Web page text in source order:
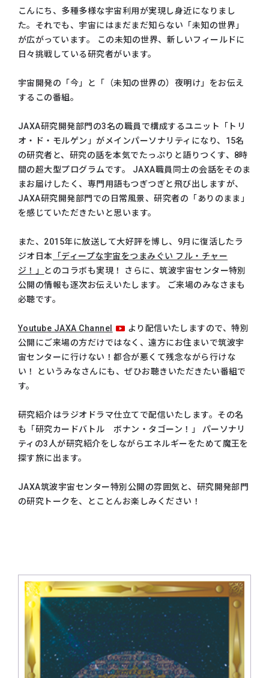
こんにち、多種多様な宇宙利用が実現し身近になりまし
た。それでも、宇宙にはまだまだ知らない「未知の世界」
が広がっています。 この未知の世界、新しいフィールドに
日々挑戦している研究者がいます。
宇宙開発の「今」と「（未知の世界の）夜明け」をお伝え
するこの番組。
JAXA研究開発部門の3名の職員で構成するユニット「トリ
オ・ド・モルゲン」がメインパーソナリティになり、15名
の研究者と、研究の話を本気でたっぷりと語りつくす、8時
間の超大型プログラムです。 JAXA職員同士の会話をそのま
まお届けしたく、専門用語もつぎつぎと飛び出しますが、
JAXA研究開発部門での日常風景、研究者の「ありのまま」
を感じていただきたいと思います。
また、2015年に放送して大好評を博し、9月に復活したラ
ジオ日本 「ディープな宇宙をつまみぐい フル・チャー
ジ！」 とのコラボも実現！ さらに、筑波宇宙センター特別
公開の情報も逐次お伝えいたします。 ご来場のみなさまも
必聴です。
Youtube JAXA Channel
より配信いたしますので、特別
公開にご来場の方だけではなく、遠方にお住まいで筑波宇
宙センターに行けない！都合が悪くて残念ながら行けな
い！ というみなさんにも、ぜひお聴きいただきたい番組で
す。
研究紹介はラジオドラマ仕立てで配信いたします。その名
も「研究カードバトル ボナン・タゴーン！」 パーソナリ
ティの3人が研究紹介をしながらエネルギーをためて魔王を
探す旅に出ます。
JAXA筑波宇宙センター特別公開の雰囲気と、研究開発部門
の研究トークを、とことんお楽しみください！